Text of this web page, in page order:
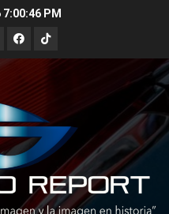
7:00:47 PM
Facebook
TikTok